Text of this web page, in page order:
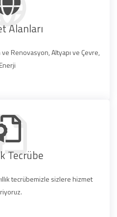
Alanları
Renovasyon, Altyapı ve Çevre,
Enerji
Tecrübe
tecrübemizle sizlere hizmet